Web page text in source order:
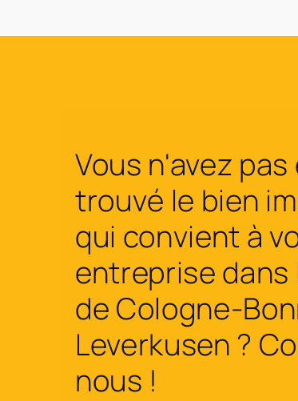
Vous n'avez
trouvé le bien
qui convient à
entreprise dans
de Cologne-
Leverkusen ?
nous !